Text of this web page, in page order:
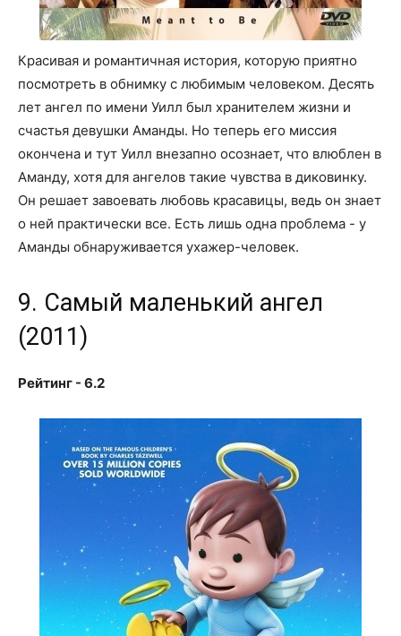
Красивая и романтичная история, которую приятно
посмотреть в обнимку с любимым человеком. Десять
лет ангел по имени Уилл был хранителем жизни и
счастья девушки Аманды. Но теперь его миссия
окончена и тут Уилл внезапно осознает, что влюблен в
Аманду, хотя для ангелов такие чувства в диковинку.
Он решает завоевать любовь красавицы, ведь он знает
о ней практически все. Есть лишь одна проблема - у
Аманды обнаруживается ухажер-человек.
9. Самый маленький ангел
(2011)
Рейтинг - 6.2